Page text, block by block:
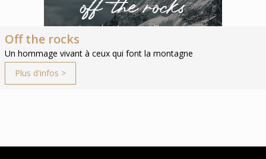
Off the rocks
Un hommage vivant à ceux qui font la montagne
Plus d'infos >